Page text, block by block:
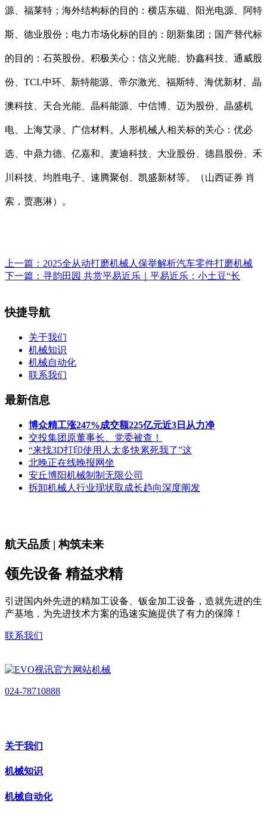
源、福莱特；海外结构标的目的：横店东磁、阳光电源、阿特
斯、德业股份；电力市场化标的目的：朗新集团；国产替代标
的目的：石英股份。积极关心：信义光能、协鑫科技、通威股
份、TCL中环、新特能源、帝尔激光、福斯特、海优新材、晶
澳科技、天合光能、晶科能源、中信博、迈为股份、晶盛机
电、上海艾录、广信材料。人形机械人相关标的关心：优必
选、中鼎力德、亿嘉和、麦迪科技、大业股份、德昌股份、禾
川科技、均胜电子、速腾聚创、凯盛新材等。（山西证券 肖
索，贾惠淋）。
上一篇： 2025全从动打磨机械人保举解析汽车零件打磨机械
下一篇： 寻韵田园 共赏平易近乐｜平易近乐：小土豆“长
快捷导航
关于我们
机械知识
机械自动化
联系我们
最新信息
博众精工涨247%成交额225亿元近3日从力净
交投集团原董事长、党委被查！
“来找3D打印使用人太多快累死我了”这
北晚正在线晚报网坐
安丘博阳机械制制无限公司
拆卸机械人行业现状取成长趋向深度阐发
航天品质 | 构筑未来
领先设备 精益求精
引进国内外先进的精加工设备、钣金加工设备，造就先进的生
产基地，为先进技术方案的迅速实施提供了有力的保障！
联系我们
024-78710888
关于我们
机械知识
机械自动化